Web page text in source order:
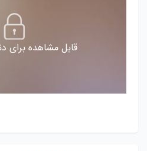
قابل مشاهده برای